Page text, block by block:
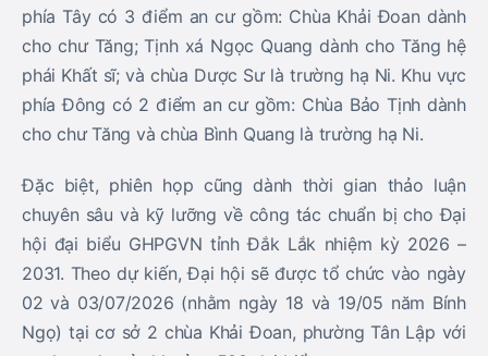
phía Tây có 3 điểm an cư gồm: Chùa Khải Đoan dành
cho chư Tăng; Tịnh xá Ngọc Quang dành cho Tăng hệ
phái Khất sĩ; và chùa Dược Sư là trường hạ Ni. Khu vực
phía Đông có 2 điểm an cư gồm: Chùa Bảo Tịnh dành
cho chư Tăng và chùa Bình Quang là trường hạ Ni.
Đặc biệt, phiên họp cũng dành thời gian thảo luận
chuyên sâu và kỹ lưỡng về công tác chuẩn bị cho Đại
hội đại biểu GHPGVN tỉnh Đắk Lắk nhiệm kỳ 2026 –
2031. Theo dự kiến, Đại hội sẽ được tổ chức vào ngày
02 và 03/07/2026 (nhằm ngày 18 và 19/05 năm Bính
Ngọ) tại cơ sở 2 chùa Khải Đoan, phường Tân Lập với